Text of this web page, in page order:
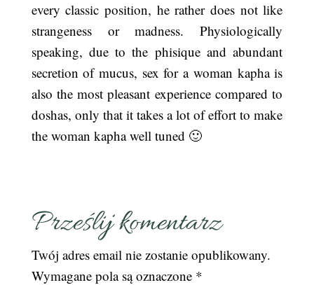
every classic position, he rather does not like
strangeness or madness. Physiologically
speaking, due to the phisique and abundant
secretion of mucus, sex for a woman kapha is
also the most pleasant experience compared to
doshas, only that it takes a lot of effort to make
the woman kapha well tuned 🙂
Prześlij komentarz
Twój adres email nie zostanie opublikowany.
Wymagane pola są oznaczone *